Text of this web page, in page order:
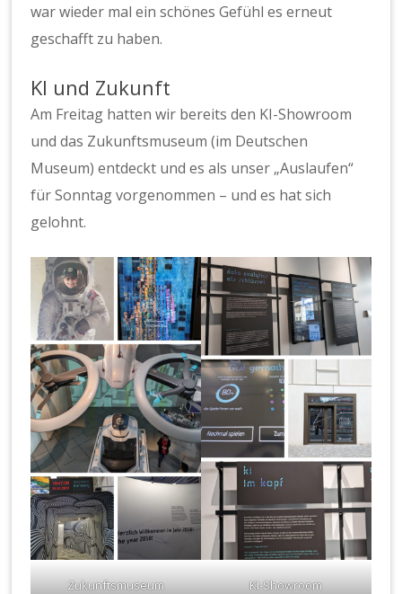
war wieder mal ein schönes Gefühl es erneut
geschafft zu haben.
KI und Zukunft
Am Freitag hatten wir bereits den KI-Showroom
und das Zukunftsmuseum (im Deutschen
Museum) entdeckt und es als unser „Auslaufen“
für Sonntag vorgenommen – und es hat sich
gelohnt.
Zukunftsmuseum KI-Showroom